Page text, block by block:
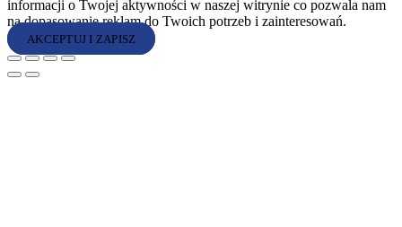
informacji o Twojej aktywności w naszej witrynie co pozwala nam
na dopasowanie reklam do Twoich potrzeb i zainteresowań.
AKCEPTUJ I ZAPISZ